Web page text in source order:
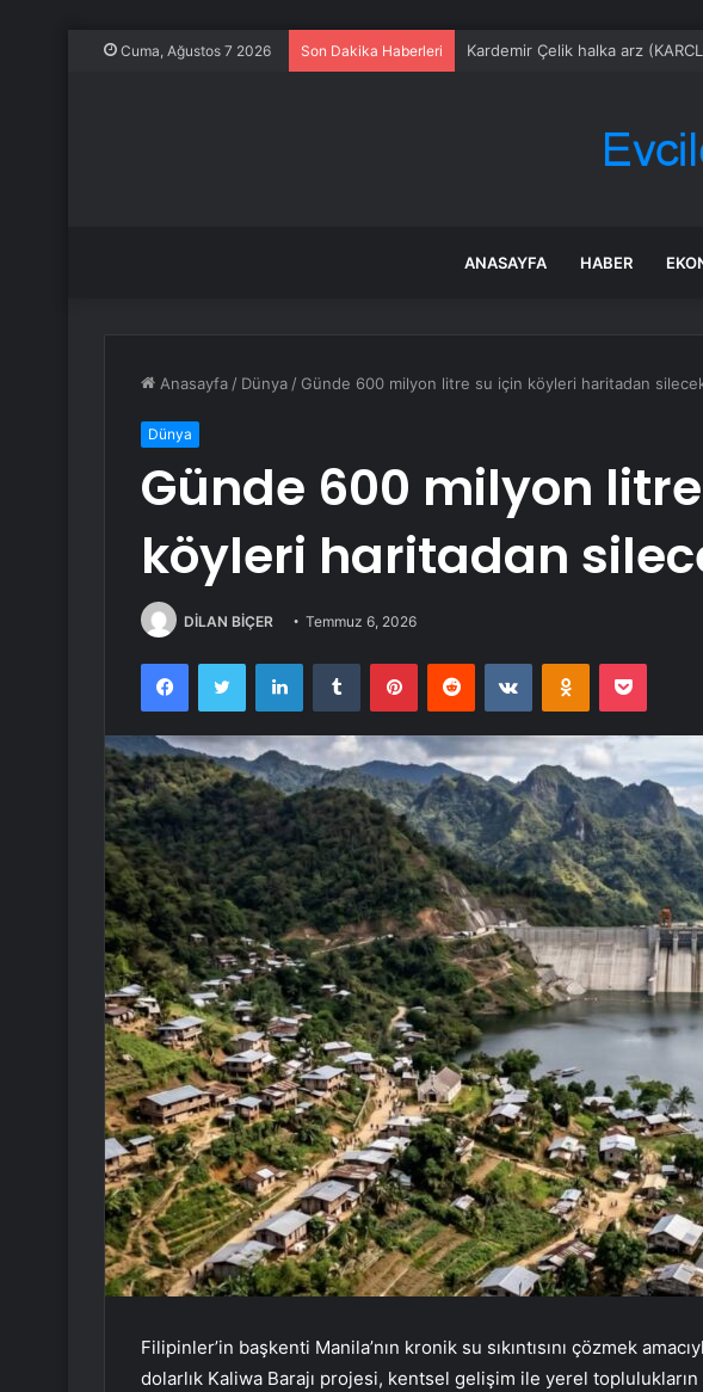
Cuma, Ağustos 7 2026 Son Dakika Haberleri Kardemir Çelik halka arz
ANASAYFA HABER
Anasayfa / Dünya / Günde 600 milyon litre su için köyleri haritadan
Dünya
Günde 600 milyon
köyleri haritadan
DİLAN BİÇER Temmuz 6, 2026
FacebookTwitter LinkedInTumblr PinterestReddit VKontakteOdnoklassniki
Pocket
Filipinler’in başkenti Manila’nın kronik su sıkıntısını çözmek
dolarlık Kaliwa Barajı projesi, kentsel gelişim ile yerel